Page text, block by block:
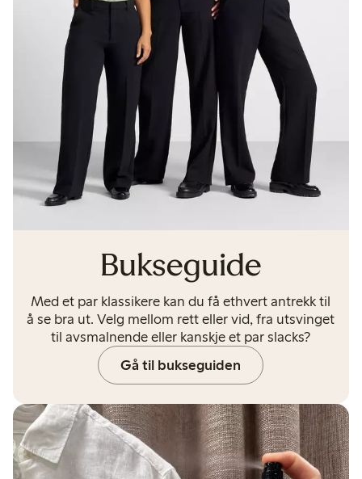
Bukseguide
Med et par klassikere kan du få ethvert antrekk til
å se bra ut. Velg mellom rett eller vid, fra utsvinget
til avsmalnende eller kanskje et par slacks?
Gå til bukseguiden